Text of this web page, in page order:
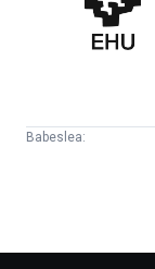
Katedra
Babeslea: